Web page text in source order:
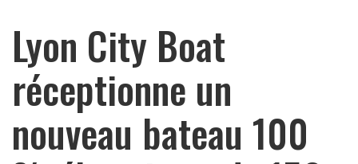
Lyon City Boat
réceptionne un
nouveau bateau 100